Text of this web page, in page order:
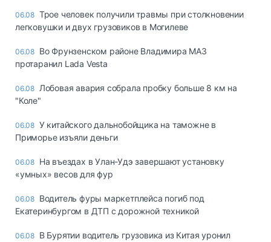
06.08 Трое человек получили травмы при столкновении
легковушки и двух грузовиков в Могилеве
06.08 Во Фрунзенском районе Владимира МАЗ
протаранил Lada Vesta
06.08 Лобовая авария собрала пробку больше 8 км на
"Коле"
06.08 У китайского дальнобойщика на таможне в
Приморье изъяли деньги
06.08 Ha въeздax в Улaн-Удэ зaвepшaют ycтaнoвкy
«yмныx» вecoв для фyp
06.08 Водитель фуры маркетплейса погиб под
Екатеринбургом в ДТП с дорожной техникой
06.08 В Бурятии водитель грузовика из Китая уронил